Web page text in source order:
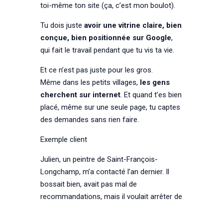
toi-même ton site (ça, c’est mon boulot).
Tu dois juste avoir une vitrine claire, bien
conçue, bien positionnée sur Google,
qui fait le travail pendant que tu vis ta vie.
Et ce n’est pas juste pour les gros.
Même dans les petits villages, les gens
cherchent sur internet. Et quand t’es bien
placé, même sur une seule page, tu captes
des demandes sans rien faire.
Exemple client
Julien, un peintre de Saint-François-
Longchamp, m’a contacté l’an dernier. Il
bossait bien, avait pas mal de
recommandations, mais il voulait arrêter de